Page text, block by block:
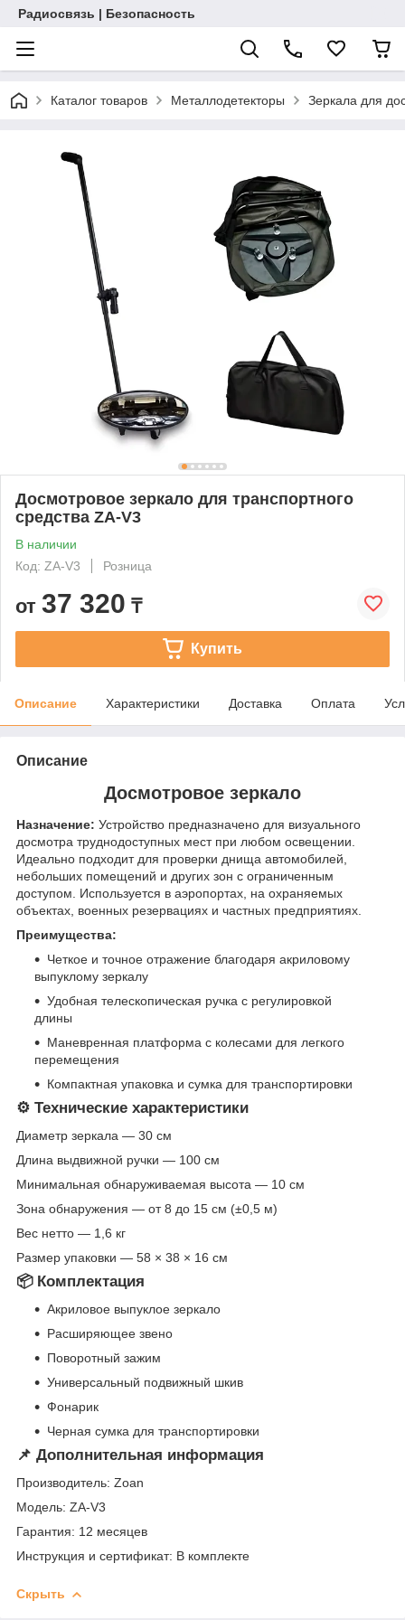
Радиосвязь | Безопасность
Каталог товаров Металлодетекторы Зеркала для
Досмотровое зеркало для транспортного
средства ZA-V3
В наличии
Код: ZA-V3
Розница
от 37 320 ₸
Купить
Описание Характеристики Доставка Оплата
Описание
Досмотровое зеркало
Назначение: Устройство предназначено для визуального
досмотра труднодоступных мест при любом освещении.
Идеально подходит для проверки днища автомобилей,
небольших помещений и других зон с ограниченным
доступом. Используется в аэропортах, на охраняемых
объектах, военных резервациях и частных предприятиях.
Преимущества:
Четкое и точное отражение благодаря акриловому
выпуклому зеркалу
Удобная телескопическая ручка с регулировкой
длины
Маневренная платформа с колесами для легкого
перемещения
Компактная упаковка и сумка для транспортировки
⚙️ Технические характеристики
Диаметр зеркала — 30 см
Длина выдвижной ручки — 100 см
Минимальная обнаруживаемая высота — 10 см
Зона обнаружения — от 8 до 15 см (±0,5 м)
Вес нетто — 1,6 кг
Размер упаковки — 58 × 38 × 16 см
📦 Комплектация
Акриловое выпуклое зеркало
Расширяющее звено
Поворотный зажим
Универсальный подвижный шкив
Фонарик
Черная сумка для транспортировки
📌 Дополнительная информация
Производитель: Zoan
Модель: ZA-V3
Гарантия: 12 месяцев
Инструкция и сертификат: В комплекте
Скрыть